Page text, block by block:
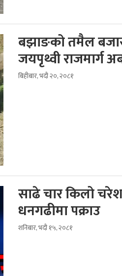
बझाङको तमैल
जयपृथ्वी राजमार्ग
बिहीबार, भदौ २०, २०८१
साढे चार किलो
धनगढीमा पक्राउ
शनिबार, भदौ १५, २०८१